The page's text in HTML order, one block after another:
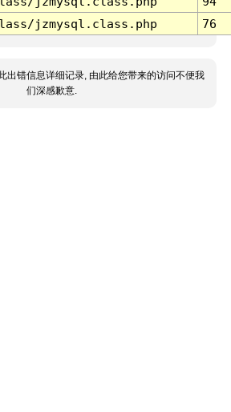
jzmysql.class.php 76
出错信息详细记录, 由此给您带来的访问不便我
们深感歉意.